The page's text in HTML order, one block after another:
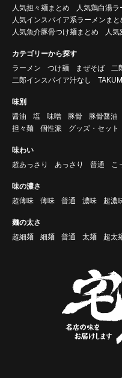
人気担々麺まとめ
人気鶏白湯
人気インスパイア系ラーメンまと
人気魚介豚骨つけ麺まとめ
人
カテゴリーから探す
ラーメン
つけ麺 まぜそば
二
二郎インスパイア汁なし
味別
醤油
塩 味噌 豚骨 豚骨醤油
担々麺
個性派 グッズ・セット
味わい
超あっさり
あっさり 普通 こ
味の濃さ
超薄味
薄味 普通 濃味 超濃
麺の太さ
超細麺
細麺 普通 太麺 超太